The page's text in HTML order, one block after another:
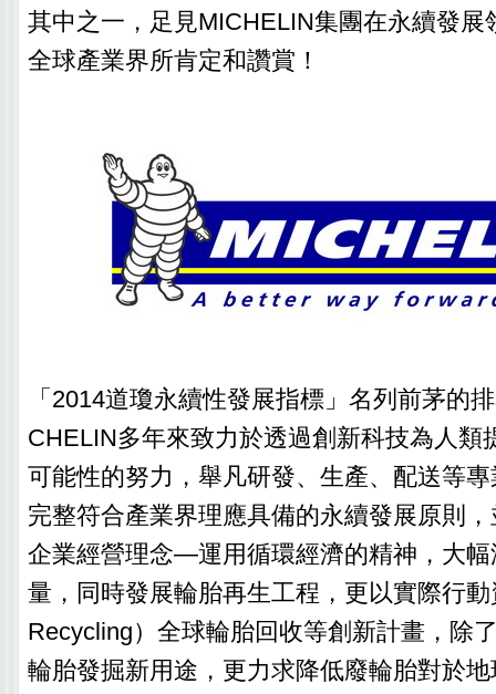
其中之一，足見MICHELIN集團在永續發展
全球產業界所肯定和讚賞！
「2014道瓊永續性發展指標」名列前茅的
CHELIN多年來致力於透過創新科技為人類
可能性的努力，舉凡研發、生產、配送等
完整符合產業界理應具備的永續發展原則
企業經營理念—運用循環經濟的精神，大
量，同時發展輪胎再生工程，更以實際行
Recycling）全球輪胎回收等創新計畫，除
輪胎發掘新用途，更力求降低廢輪胎對於